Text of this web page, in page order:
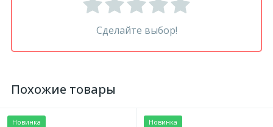
Сделайте выбор!
Похожие товары
Новинка Новинка